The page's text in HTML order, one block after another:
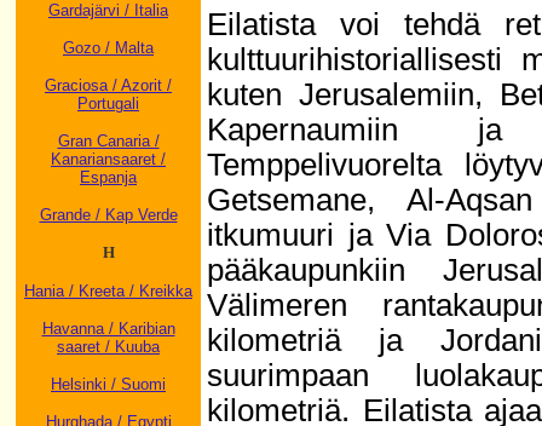
Gardajärvi / Italia
Gozo / Malta
Graciosa / Azorit /
Portugali
Gran Canaria /
Kanariansaaret /
Espanja
Grande / Kap Verde
H
Hania / Kreeta / Kreikka
Havanna / Karibian
saaret / Kuuba
Helsinki / Suomi
Hurghada / Egypti
Eilatista voi tehdä
kulttuurihistoriallisesti
kuten Jerusalemiin,
Kapernaumiin ja
Temppelivuorelta
Getsemane, Al-
itkumuuri ja Via
pääkaupunkiin
Välimeren
kilometriä ja
suurimpaan
kilometriä. Eilatista